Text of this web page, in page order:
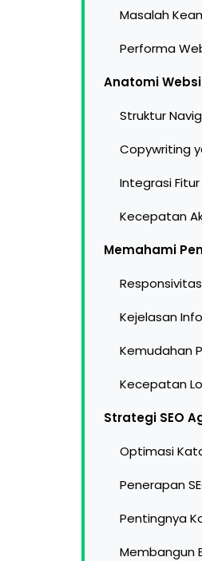
Masalah
Performa
Anatomi
Struktur
Copywriting
Integrasi
Kecepatan
Memahami
Kejelasan
Kemudahan
Kecepatan
Strategi SEO
Optimasi
Penerapan
Pentingnya
Membangun